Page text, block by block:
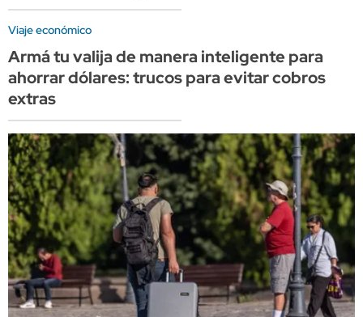
Viaje económico
Armá tu valija de manera inteligente para
ahorrar dólares: trucos para evitar cobros
extras